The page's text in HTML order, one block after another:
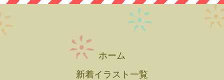
ホーム
新着イラスト一覧